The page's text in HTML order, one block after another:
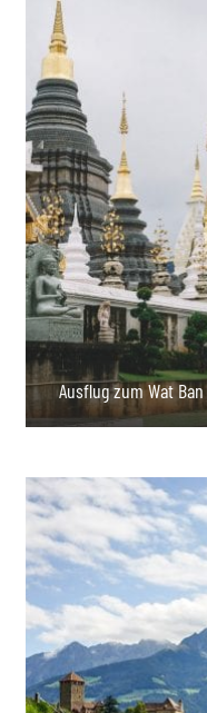
Ausflug zum Wat